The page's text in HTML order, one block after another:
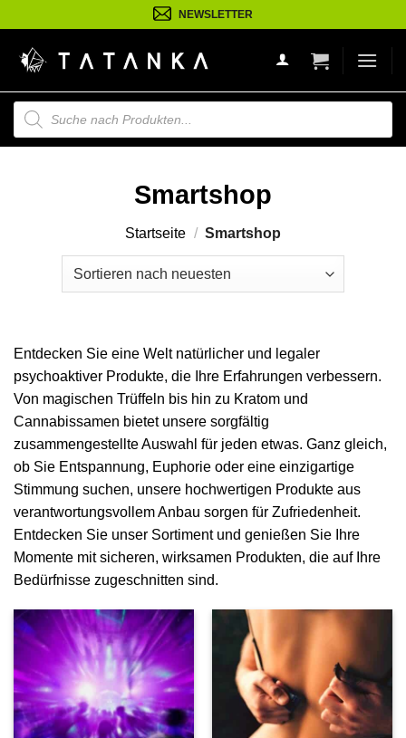
Inhalt
springen
NEWSLETTER
Suche
nach
Produkten
Smartshop
Startseite / Smartshop
Entdecken Sie eine Welt natürlicher und legaler
psychoaktiver Produkte, die Ihre Erfahrungen verbessern.
Von magischen Trüffeln bis hin zu Kratom und
Cannabissamen bietet unsere sorgfältig
zusammengestellte Auswahl für jeden etwas. Ganz gleich,
ob Sie Entspannung, Euphorie oder eine einzigartige
Stimmung suchen, unsere hochwertigen Produkte aus
verantwortungsvollem Anbau sorgen für Zufriedenheit.
Entdecken Sie unser Sortiment und genießen Sie Ihre
Momente mit sicheren, wirksamen Produkten, die auf Ihre
Bedürfnisse zugeschnitten sind.